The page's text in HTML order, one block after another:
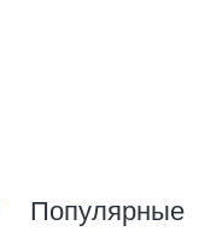
Популярные